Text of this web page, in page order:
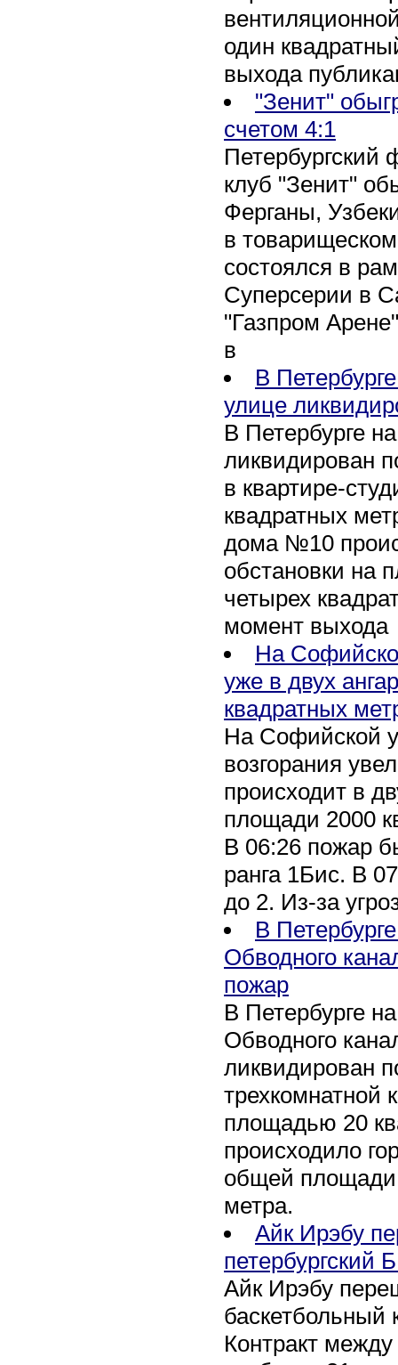
один
выхода
"Зенит"
счетом 4:1
Петербургский
клуб "Зенит"
Ферганы,
в
состоялся в
Суперсерии в
"Газпром
в
В
улице
В Петербурге
ликвидирован
в квартире-
квадратных
дома №10
обстановки на
четырех
момент выхода
На
уже в двух
квадратных
На Софийской
возгорания
происходит в
площади 2000
В 06:26 пожар
ранга 1Бис. В
до 2. Из-за
В
Обводного
пожар
В Петербурге
Обводного
ликвидирован
трехкомнатной
площадью 20
происходило
общей площади
метра.
Айк Ирэбу
петербургский
Айк Ирэбу
баскетбольный
Контракт между